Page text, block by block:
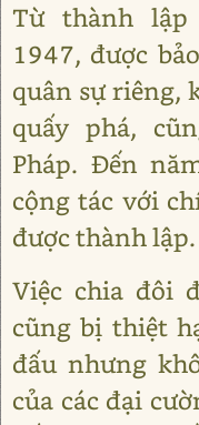
Từ thành
1947, được
quân sự riêng,
quấy phá,
Pháp. Đến
cộng tác với
được thành lập.
Việc chia đôi
cũng bị thiệt
đấu nhưng
của các đại